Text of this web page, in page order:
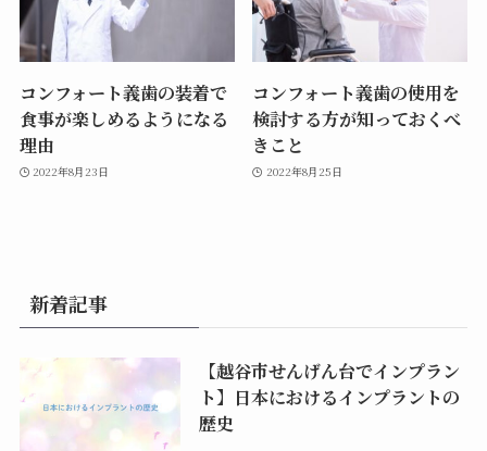
コンフォート義歯の装着で
食事が楽しめるようになる
理由
2022年8月23日
コンフォート義歯の使用を
検討する方が知っておくべ
きこと
2022年8月25日
新着記事
【越谷市せんげん台でインプラン
ト】日本におけるインプラントの
歴史